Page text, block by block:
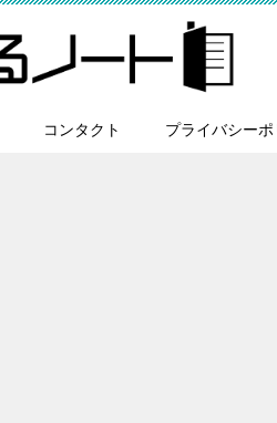
コンタクト プライバシーポ